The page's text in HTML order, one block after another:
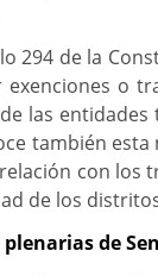
294 de la
exenciones o
las
también
con los
de los
de